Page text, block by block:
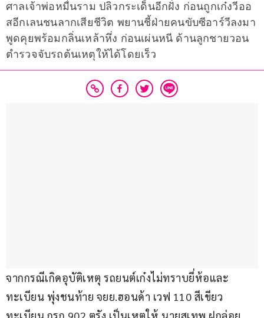
ศาลเจ้าพ่อหมื่นราม ปลิวกระเด็นอีกฝั่ง ก่อนถูกเก๋งวีออ
สอีกเลนชนลากเสียชีวิต พยานชี้ฝ่ายคนขับซีอาร์วีลงมา
พูดคุยพร้อมกลิ่นเหล้าหึ่ง ก่อนเผ่นหนี ด้านลูกชายวอน
ตำรวจจับรถต้นเหตุให้ได้โดยเร็ว
จากกรณีเกิดอุบัติเหตุ รถยนต์เก๋งไม่ทราบยี่ห้อและ
ทะเบียน พุ่งชนท้าย จยย.ฮอนด้า เวฟ 110 สีเขียว